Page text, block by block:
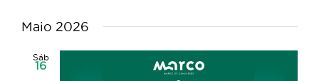
Maio 2026
Sáb
16